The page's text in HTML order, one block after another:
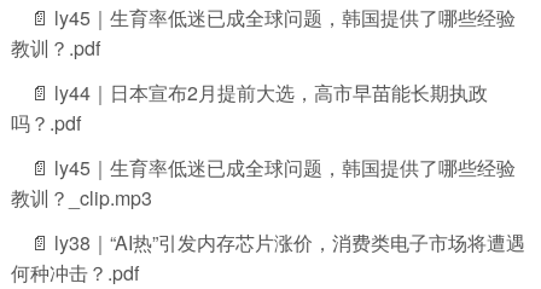
📄 ly45｜生育率低迷已成全球问题，韩国提供了哪些经验
教训？.pdf
📄 ly44｜日本宣布2月提前大选，高市早苗能长期执政
吗？.pdf
📄 ly45｜生育率低迷已成全球问题，韩国提供了哪些经验
教训？_clip.mp3
📄 ly38｜“AI热”引发内存芯片涨价，消费类电子市场将遭遇
何种冲击？.pdf